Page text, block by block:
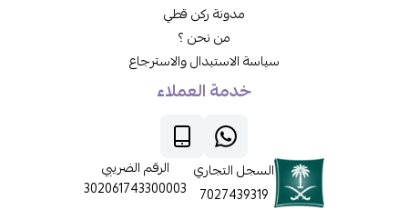
مدونة ركن قطي
من نحن ؟
سياسة الاستبدال والاسترجاع
خدمة العملاء
السجل التجاري
7027439319
الرقم الضريبي
302061743300003